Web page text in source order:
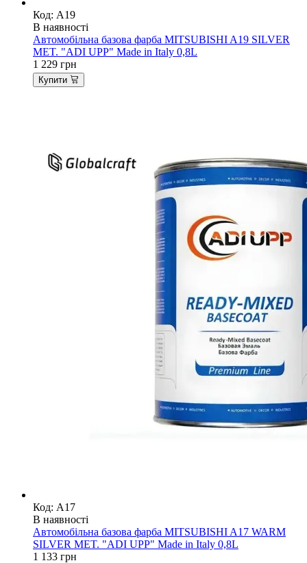
Код: A19
В наявності
Автомобільна базова фарба MITSUBISHI A19 SILVER
MET. "ADI UPP" Made in Italy 0,8L
1 229 грн
Купити
Код: A17
В наявності
Автомобільна базова фарба MITSUBISHI A17 WARM
SILVER MET. "ADI UPP" Made in Italy 0,8L
1 133 грн